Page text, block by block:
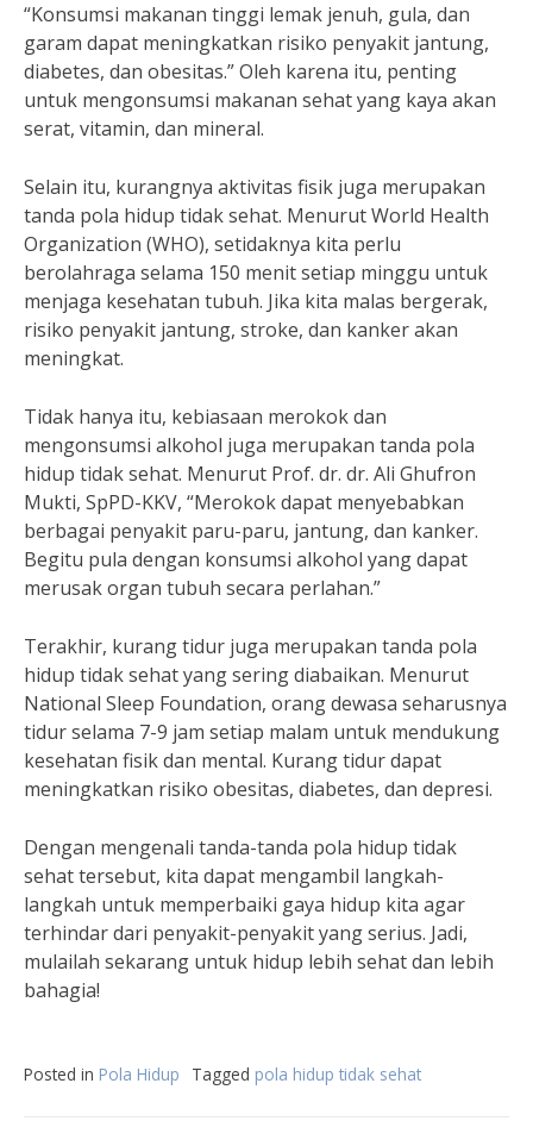
“Konsumsi makanan tinggi lemak jenuh, gula, dan
garam dapat meningkatkan risiko penyakit jantung,
diabetes, dan obesitas.” Oleh karena itu, penting
untuk mengonsumsi makanan sehat yang kaya akan
serat, vitamin, dan mineral.
Selain itu, kurangnya aktivitas fisik juga merupakan
tanda pola hidup tidak sehat. Menurut World Health
Organization (WHO), setidaknya kita perlu
berolahraga selama 150 menit setiap minggu untuk
menjaga kesehatan tubuh. Jika kita malas bergerak,
risiko penyakit jantung, stroke, dan kanker akan
meningkat.
Tidak hanya itu, kebiasaan merokok dan
mengonsumsi alkohol juga merupakan tanda pola
hidup tidak sehat. Menurut Prof. dr. dr. Ali Ghufron
Mukti, SpPD-KKV, “Merokok dapat menyebabkan
berbagai penyakit paru-paru, jantung, dan kanker.
Begitu pula dengan konsumsi alkohol yang dapat
merusak organ tubuh secara perlahan.”
Terakhir, kurang tidur juga merupakan tanda pola
hidup tidak sehat yang sering diabaikan. Menurut
National Sleep Foundation, orang dewasa seharusnya
tidur selama 7-9 jam setiap malam untuk mendukung
kesehatan fisik dan mental. Kurang tidur dapat
meningkatkan risiko obesitas, diabetes, dan depresi.
Dengan mengenali tanda-tanda pola hidup tidak
sehat tersebut, kita dapat mengambil langkah-
langkah untuk memperbaiki gaya hidup kita agar
terhindar dari penyakit-penyakit yang serius. Jadi,
mulailah sekarang untuk hidup lebih sehat dan lebih
bahagia!
Posted in Pola Hidup Tagged pola hidup tidak sehat